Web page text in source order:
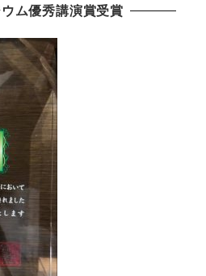
ム優秀講演賞受賞